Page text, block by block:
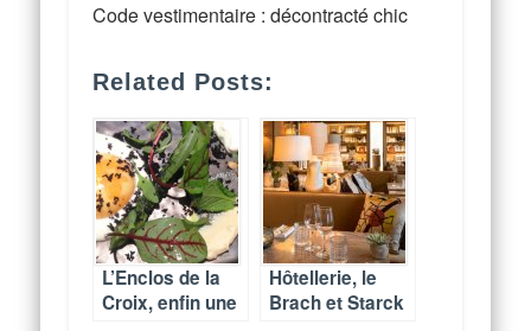
Code vestimentaire : décontracté chic
Related Posts:
L’Enclos de la
Croix, enfin une
Hôtellerie, le
Brach et Starck